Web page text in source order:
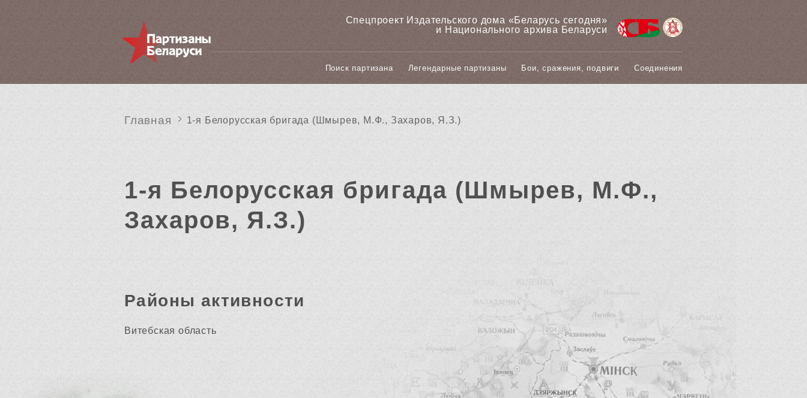
Спецпроект Издательского дома «‎Беларусь сегодня»
и Национального архива Беларуси
Поиск партизана Легендарные партизаны Бои, сражения, подвиги Соединения
Главная 1-я Белорусская бригада (Шмырев, М.Ф., Захаров, Я.З.)
1-я Белорусская бригада (Шмырев, М.Ф.,
Захаров, Я.З.)
Районы активности
Витебская область